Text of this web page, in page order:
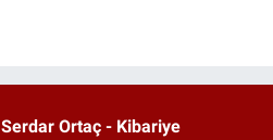
Serdar Ortaç - Kibariye